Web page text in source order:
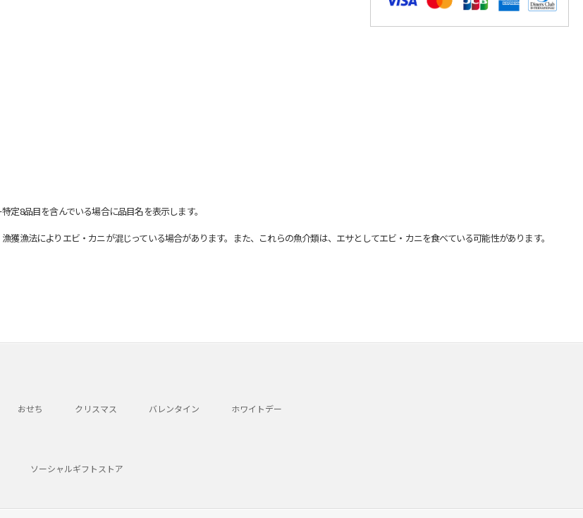
(送料別)
8品目を含んでいる場合に品目名を表示します。
漁法によりエビ・カニが混じっている場合があります。また、これらの魚介類は、エサとしてエビ・カニを食べている可能性があります。
おせち クリスマス バレンタイン ホワイトデー
ソーシャルギフトストア